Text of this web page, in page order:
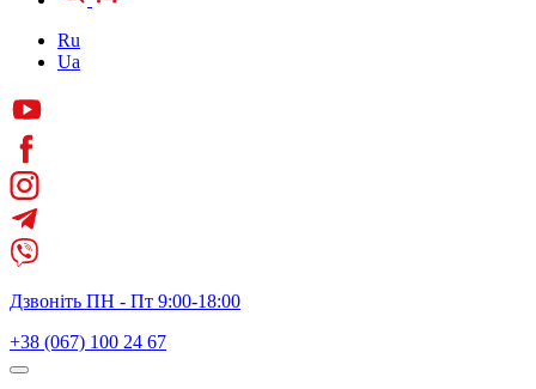
Ru
Ua
Дзвоніть ПН - Пт 9:00-18:00
+38 (067) 100 24 67